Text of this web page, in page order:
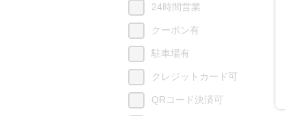
24時間営業
クーポン有
駐車場有
クレジットカード可
QRコード決済可